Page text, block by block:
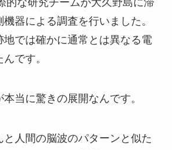
器による調査を行いました。
地では確かに通常とは異なる電
です。
当に驚きの展開なんです。
と人間の脳波のパターンと似た